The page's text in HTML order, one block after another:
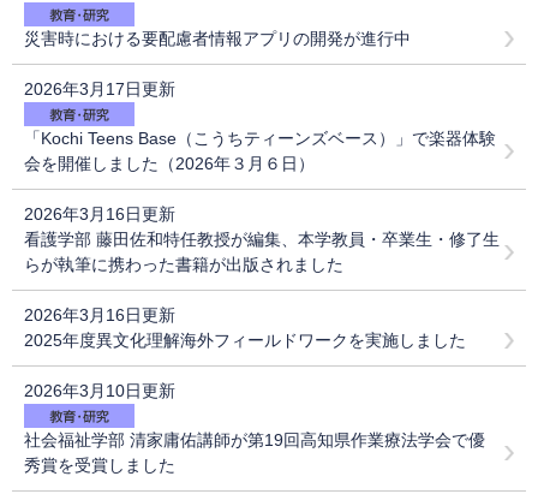
災害時における要配慮者情報アプリの開発が進行中
2026年3月17日更新
「Kochi Teens Base（こうちティーンズベース）」で楽器体験
会を開催しました（2026年３月６日）
2026年3月16日更新
看護学部 藤田佐和特任教授が編集、本学教員・卒業生・修了生
らが執筆に携わった書籍が出版されました
2026年3月16日更新
2025年度異文化理解海外フィールドワークを実施しました
2026年3月10日更新
社会福祉学部 清家庸佑講師が第19回高知県作業療法学会で優
秀賞を受賞しました